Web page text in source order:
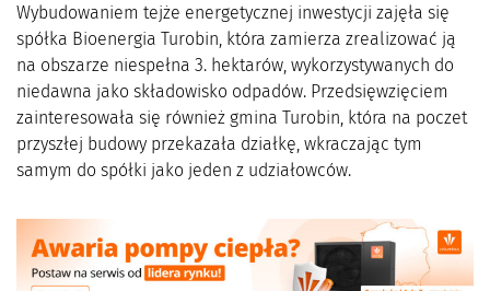
Wybudowaniem tejże energetycznej inwestycji zajęła się
spółka Bioenergia Turobin, która zamierza zrealizować ją
na obszarze niespełna 3. hektarów, wykorzystywanych do
niedawna jako składowisko odpadów. Przedsięwzięciem
zainteresowała się również gmina Turobin, która na poczet
przyszłej budowy przekazała działkę, wkraczając tym
samym do spółki jako jeden z udziałowców.